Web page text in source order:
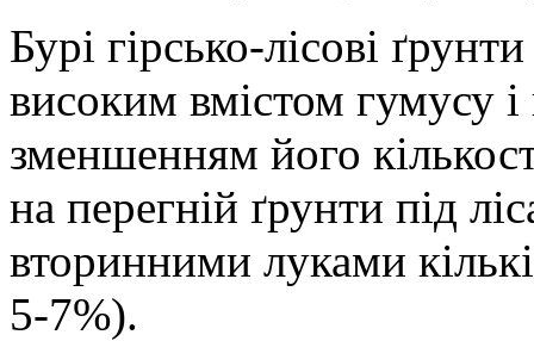
Бурі гірсько-лісові
високим вмістом гумусу
зменшенням його
на перегній ґрунти під
вторинними луками
5-7%).